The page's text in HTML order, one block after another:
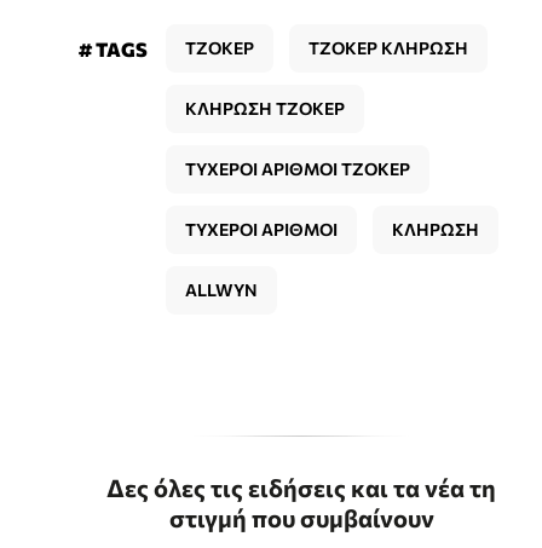
# TAGS ΤΖΟΚΕΡ ΤΖΟΚΕΡ ΚΛΗΡΩΣΗ
ΚΛΗΡΩΣΗ ΤΖΟΚΕΡ
ΤΥΧΕΡΟΙ ΑΡΙΘΜΟΙ ΤΖΟΚΕΡ
ΤΥΧΕΡΟΙ ΑΡΙΘΜΟΙ ΚΛΗΡΩΣΗ
ALLWYN
Δες όλες τις ειδήσεις και τα νέα τη
στιγμή που συμβαίνουν